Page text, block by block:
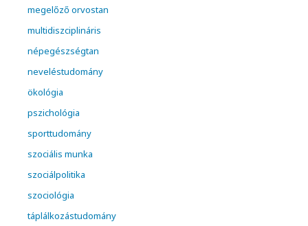
megelőző orvostan
multidiszciplináris
népegészségtan
neveléstudomány
ökológia
pszichológia
sporttudomány
szociális munka
szociálpolitika
szociológia
táplálkozástudomány